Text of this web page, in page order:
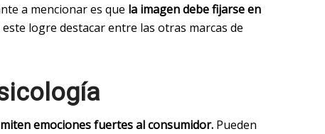
a mencionar es que la imagen debe fijarse en
este logre destacar entre las otras marcas de
emociones fuertes al consumidor. Pueden